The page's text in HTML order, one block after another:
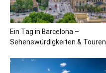
Ein Tag in Barcelona –
Sehenswürdigkeiten & Touren